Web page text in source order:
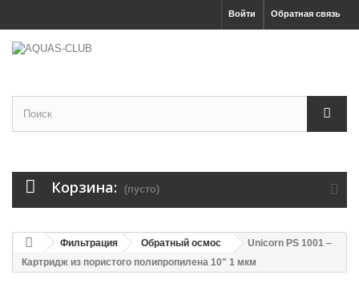
Обратная связь
Войти
Корзина: (пусто)
Фильтрация Обратный осмос
Unicorn PS 1001 –
Картридж из пористого полипропилена 10" 1 мкм